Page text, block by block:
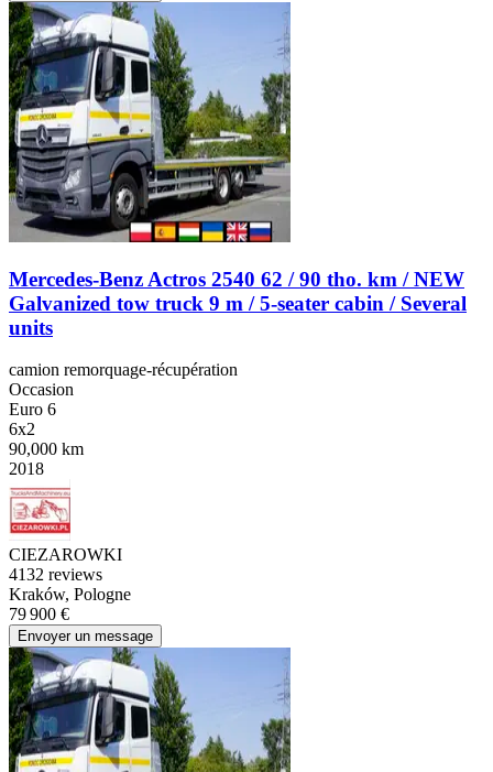
Mercedes-Benz Actros 2540 62 / 90 tho. km / NEW
Galvanized tow truck 9 m / 5-seater cabin / Several
units
camion remorquage-récupération
Occasion
Euro 6
6x2
90,000 km
2018
CIEZAROWKI
4132 reviews
Kraków, Pologne
79 900 €
Envoyer un message